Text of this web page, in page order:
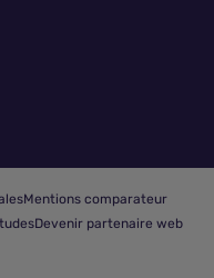
Mentions comparateur
Devenir partenaire web